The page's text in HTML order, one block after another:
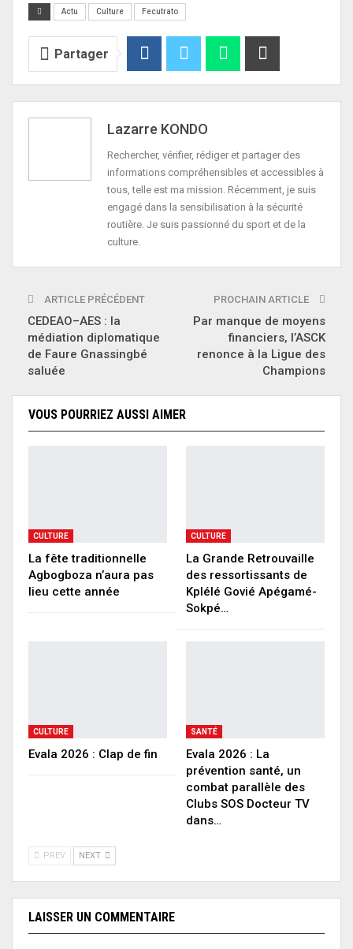
Actu Culture Fecutrato
Partager
Lazarre KONDO
Rechercher, vérifier, rédiger et partager des
informations compréhensibles et accessibles à
tous, telle est ma mission. Récemment, je suis
engagé dans la sensibilisation à la sécurité
routière. Je suis passionné du sport et de la
culture.
ARTICLE PRÉCÉDENT
CEDEAO–AES : la
médiation diplomatique
de Faure Gnassingbé
saluée
PROCHAIN ARTICLE
Par manque de moyens
financiers, l’ASCK
renonce à la Ligue des
Champions
VOUS POURRIEZ AUSSI AIMER
CULTURE
La fête traditionnelle
Agbogboza n’aura pas
lieu cette année
CULTURE
La Grande Retrouvaille
des ressortissants de
Kplélé Govié Apégamé-
Sokpé…
CULTURE
Evala 2026 : Clap de fin
SANTÉ
Evala 2026 : La
prévention santé, un
combat parallèle des
Clubs SOS Docteur TV
dans…
PREV NEXT
LAISSER UN COMMENTAIRE